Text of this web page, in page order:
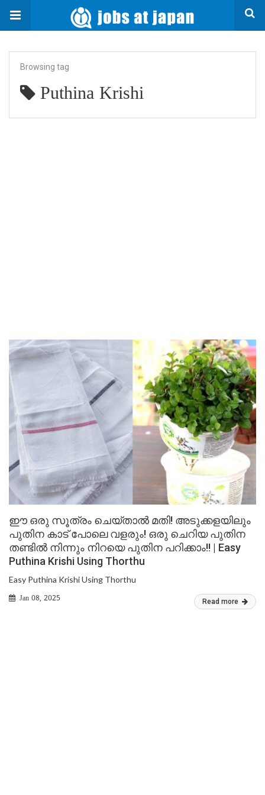
Browsing tag
Puthina Krishi
ഈ ഒരു സൂത്രം ചെയ്താൽ മതി! അടുക്കളയിലും
പുതിന കാട് പോലെ വളരും! ഒരു ചെറിയ പുതിന
തണ്ടിൽ നിന്നും നിറയെ പുതിന പറിക്കാം!! | Easy
Puthina Krishi Using Thorthu
Easy Puthina Krishi Using Thorthu
Jan 08, 2025 Read more